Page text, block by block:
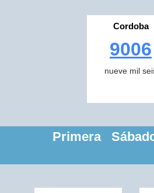
Cordoba
9006
nueve mil
Primera